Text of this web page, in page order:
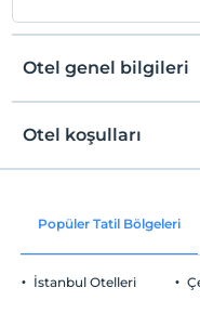
2 yaşına kadar olan
Her bir oda için 5
Otel genel bilgileri
Otel koşulları
Check/in
Check/out
En geç saat 11:00 ve öncesi
Evcil Hayvan
Popüler Tatil Bölgeleri
İstanbul Otelleri